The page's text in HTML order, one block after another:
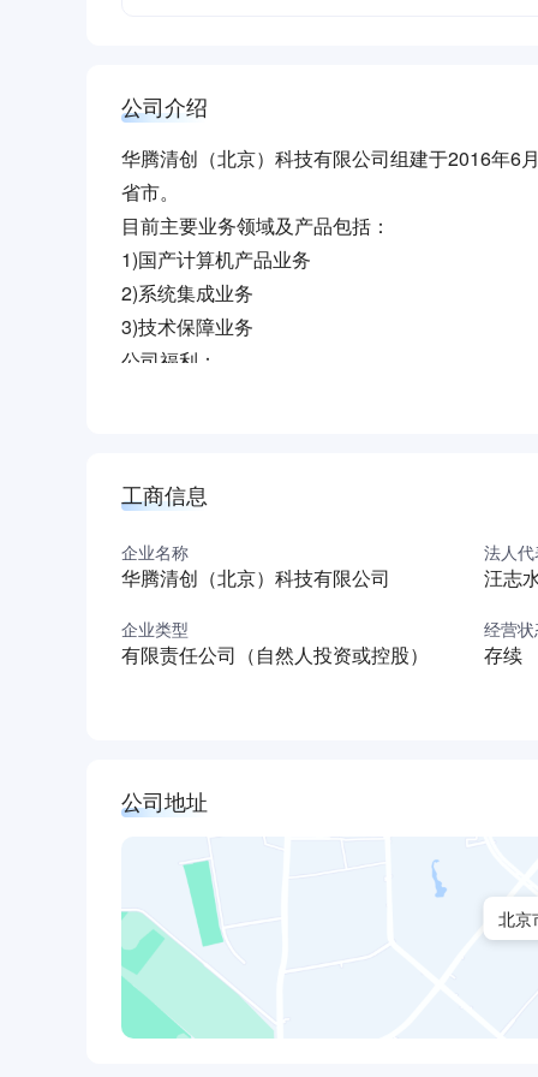
公司介绍
华腾清创（北京）科技有限公司组建于2016年6
省市。
目前主要业务领域及产品包括：
1)国产计算机产品业务
2)系统集成业务
3)技术保障业务
公司福利：
工商信息
企业名称
华腾清创（北京）科技有限公司
法人
汪志
企业类型
有限责任公司（自然人投资或控股）
经营
存续
公司地址
北京